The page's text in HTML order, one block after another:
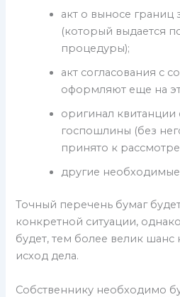
акт о выносе границ
(который выдается
процедуры);
акт согласования с
оформляют еще на
оригинал квитанции
госпошлины (без
принято к
другие
Точный перечень бумаг
конкретной ситуации,
будет, тем более велик
исход дела.
Собственнику необходимо